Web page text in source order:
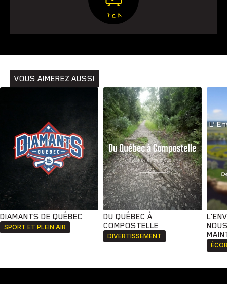
VOUS AIMEREZ AUSSI
DIAMANTS DE QUÉBEC
SPORT ET PLEIN AIR
DU QUÉBEC À
COMPOSTELLE
DIVERTISSEMENT